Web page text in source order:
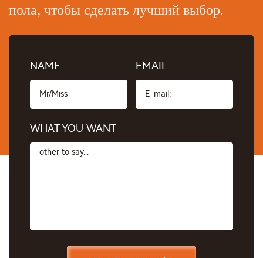
пола, чтобы сделать лучший выбор.
NAME EMAIL
WHAT YOU WANT